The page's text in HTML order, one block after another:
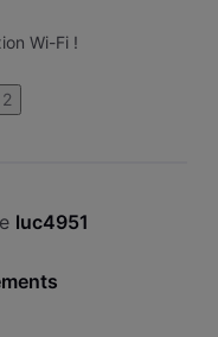
Wi-Fi !
2
luc4951